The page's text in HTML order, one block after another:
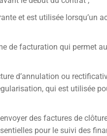
et est utilisée lorsqu’un
de facturation qui permet
d’annulation ou
qui est utilisée
des factures de
pour le suivi des